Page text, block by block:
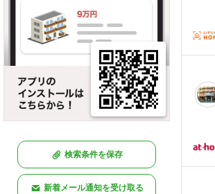
検索条件を保存
新着メール通知を受け取る